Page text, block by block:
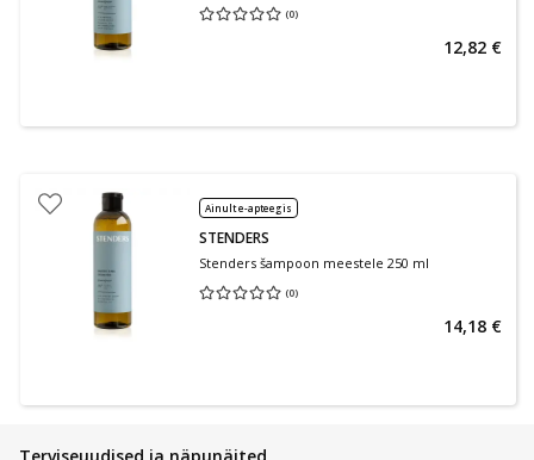
(0)
Keskmine hinnang 0.00
12,82 €
Ainult e-apteegis
STENDERS
Stenders šampoon meestele 250 ml
(0)
Keskmine hinnang 0.00
14,18 €